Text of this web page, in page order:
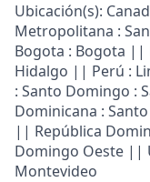
Ubicación(s):
Metropolitana :
Bogota : Bogota ||
Hidalgo || Perú :
: Santo Domingo :
Dominicana :
|| República
Domingo Oeste ||
Montevideo